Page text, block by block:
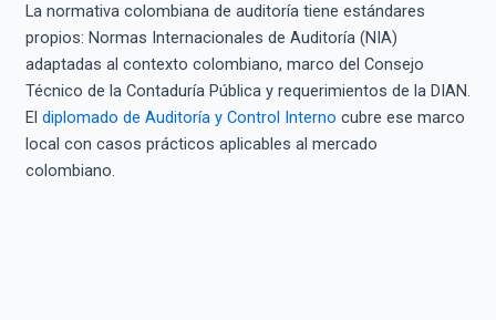
La normativa colombiana de auditoría tiene estándares
propios: Normas Internacionales de Auditoría (NIA)
adaptadas al contexto colombiano, marco del Consejo
Técnico de la Contaduría Pública y requerimientos de la DIAN.
El diplomado de Auditoría y Control Interno cubre ese marco
local con casos prácticos aplicables al mercado
colombiano.